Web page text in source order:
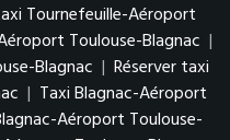
Tournefeuille-Aéroport
Toulouse-Blagnac |
Blagnac | Réserver taxi
| Taxi Blagnac-Aéroport
Aéroport Toulouse-